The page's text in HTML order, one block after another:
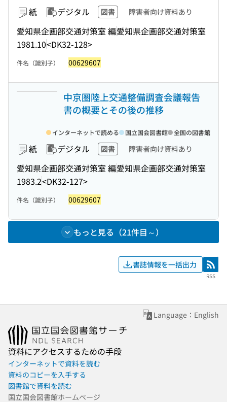
紙 デジタル 図書 障害者向け資料あり
愛知県企画部交通対策室 編愛知県企画部交通対策室
1981.10<DK32-128>
件名（識別子） 00629607
中京圏陸上交通整備調査会議報告
書の概要とその後の推移
紙 デジタル 図書 障害者向け資料あり
愛知県企画部交通対策室 編愛知県企画部交通対策室
1983.2<DK32-127>
インターネットで読める 国立国会図書館 全国の図書館
件名（識別子） 00629607
もっと見る（21件目～）
書誌情報を一括出力 RSS
RSS
Language：English
資料にアクセスするための手段
インターネットで資料を読む
資料のコピーを入手する
図書館で資料を読む
国立国会図書館ホームページ